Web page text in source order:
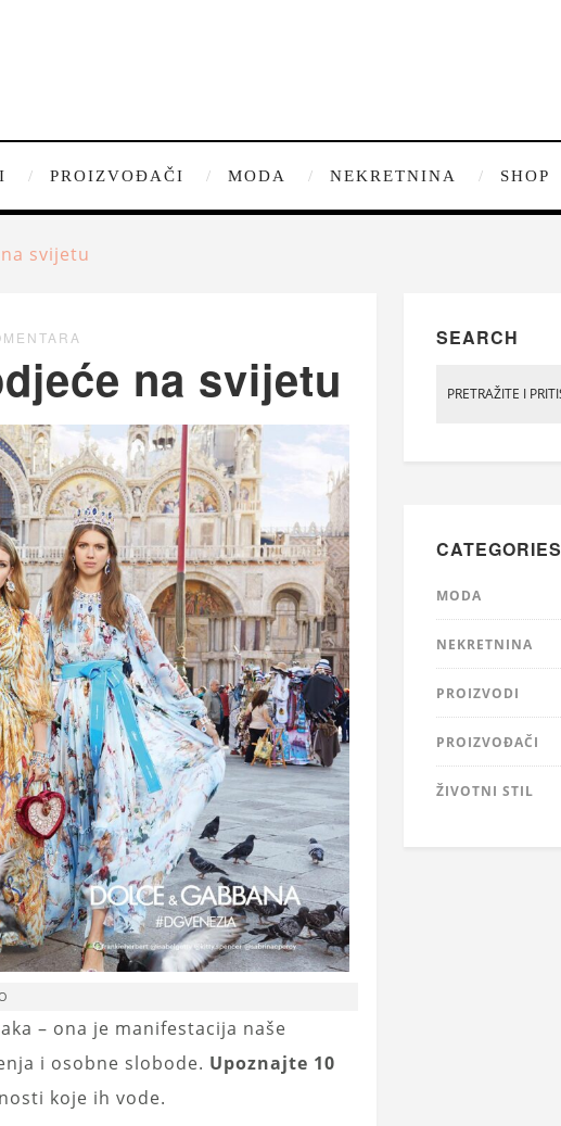
PROIZVOĐAČI MODA NEKRETNINA SHOP
svijetu
na svijetu
– ona je manifestacija naše
i osobne slobode. Upoznajte 10
koje ih vode.
SEARCH
CATEGORIES
MODA
NEKRETNINA
PROIZVODI
PROIZVOĐAČI
ŽIVOTNI STIL